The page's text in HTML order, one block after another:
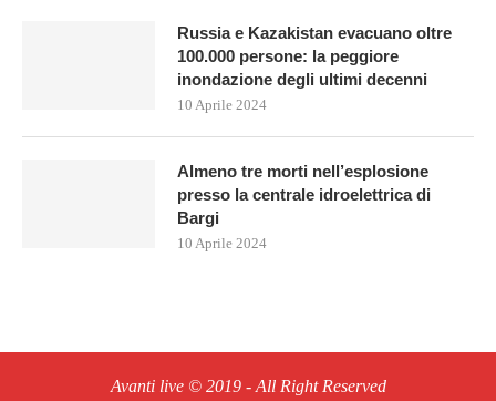
Russia e Kazakistan evacuano oltre
100.000 persone: la peggiore
inondazione degli ultimi decenni
10 Aprile 2024
Almeno tre morti nell’esplosione
presso la centrale idroelettrica di
Bargi
10 Aprile 2024
Avanti live © 2019 - All Right Reserved